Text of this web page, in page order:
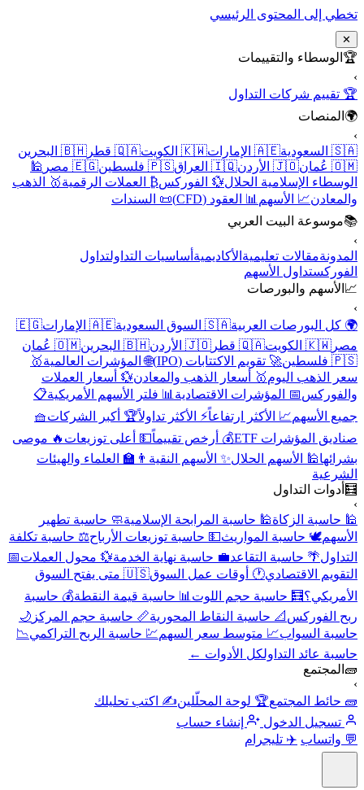
تخطي إلى المحتوى الرئيسي
✕
🏆 الوسطاء والتقييمات
›
🏆 تقييم شركات التداول
🌍 المنصات
›
🇸🇦 السعودية
🇦🇪 الإمارات 🇰🇼 الكويت 🇶🇦 قطر
🇧🇭 البحرين
🇴🇲 عُمان
🇯🇴 الأردن 🇮🇶 العراق 🇵🇸 فلسطين 🇪🇬 مصر
🕌
الوسطاء الإسلامية الحلال💱 الفوركس₿ العملات الرقمية🥇 الذهب
والمعادن📈 الأسهم 📊 العقود (CFD)
📜 السندات
📚موسوعة البيت العربي
›
المدونةمقالات تعليمية الأكاديمية أساسيات التداولتداول
الفوركستداول الأسهم
📈 الأسهم والبورصات
›
🌍 كل البورصات العربية🇸🇦 السوق السعودية 🇦🇪 الإمارات
🇪🇬
مصر 🇰🇼 الكويت 🇶🇦 قطر 🇯🇴 الأردن 🇧🇭 البحرين
🇴🇲 عُمان
🇵🇸 فلسطين
🚀 تقويم الاكتتابات (IPO) 🌐 المؤشرات العالمية🥇
سعر الذهب اليوم🥇 أسعار الذهب والمعادن💱 أسعار العملات
والفوركس📅 المؤشرات الاقتصادية 📊 فلتر الأسهم الأمريكية📋
جميع الأسهم📈 الأكثر ارتفاعاً⚡ الأكثر تداولاً🏆 أكبر الشركات🧺
صناديق المؤشرات ETF
💰 أرخص تقييماً💵 أعلى توزيعات 🔥 موصى
بشرائها🕌 الأسهم الحلال✨ الأسهم النقية 👨‍🏫 العلماء والهيئات
الشرعية
🧮 أدوات التداول
›
🕌 حاسبة الزكاة🕌 حاسبة المرابحة الإسلامية🧼 حاسبة تطهير
الأسهم🕊️ حاسبة المواريث💵 حاسبة توزيعات الأرباح⚖️ حاسبة تكلفة
التداول🌴 حاسبة التقاعد💼 حاسبة نهاية الخدمة💱 محول العملات📅
التقويم الاقتصادي🕐 أوقات عمل السوق
🇺🇸 متى يفتح السوق
الأمريكي؟🧮 حاسبة حجم اللوت 📊 حاسبة قيمة النقطة💰 حاسبة
ربح الفوركس 📐 حاسبة النقاط المحورية📏 حاسبة حجم المركز 🌙
حاسبة السواب📈 متوسط سعر السهم💹 حاسبة الربح التراكمي📉
حاسبة عائد التداولكل الأدوات ←
🧱 المجتمع
›
🧱 حائط المجتمع🏆 لوحة المحلّلين✍️ اكتب تحليلك
تسجيل الدخول
إنشاء حساب
💬 واتساب ✈️ تليجرام